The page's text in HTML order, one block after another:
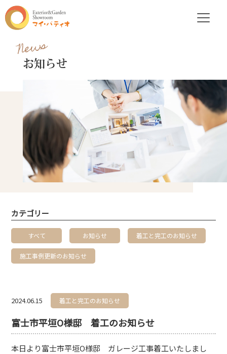
News
お知らせ
カテゴリー
すべて お知らせ 着工と完工のお知らせ
施工事例更新のお知らせ
2024.06.15 着工と完工のお知らせ
富士市平垣O様邸 着工のお知らせ
本日より富士市平垣O様邸 ガレージ工事着工いたしまし